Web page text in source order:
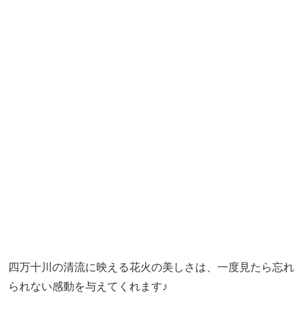
四万十川の清流に映える花火の美しさは、一度見たら忘れ
られない感動を与えてくれます♪